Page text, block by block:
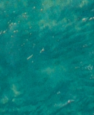
Calaboards erhalten
und über Angebote
vom Newsletter ist